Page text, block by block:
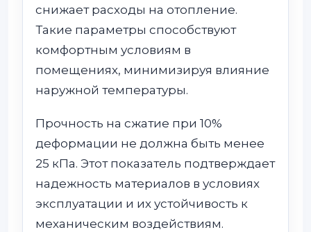
снижает расходы на отопление.
Такие параметры способствуют
комфортным условиям в
помещениях, минимизируя влияние
наружной температуры.
Прочность на сжатие при 10%
деформации не должна быть менее
25 кПа. Этот показатель подтверждает
надежность материалов в условиях
эксплуатации и их устойчивость к
механическим воздействиям.